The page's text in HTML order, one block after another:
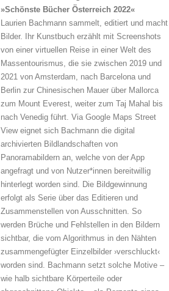
»Schönste Bücher Österreich 2022«
Laurien Bachmann sammelt, editiert und macht
Bilder. Ihr Kunstbuch erzählt mit Screenshots
von einer virtuellen Reise in einer Welt des
Massentourismus, die sie zwischen 2019 und
2021 von Amsterdam, nach Barcelona und
Berlin zur Chinesischen Mauer über Mallorca
zum Mount Everest, weiter zum Taj Mahal bis
nach Venedig führt. Via Google Maps Street
View eignet sich Bachmann die digital
archivierten Bildlandschaften von
Panoramabildern an, welche von der App
angefragt und von Nutzer*innen bereitwillig
hinterlegt worden sind. Die Bildgewinnung
erfolgt als Serie über das Editieren und
Zusammenstellen von Ausschnitten. So
werden Brüche und Fehlstellen in den Bildern
sichtbar, die vom Algorithmus in den Nähten
zusammengefügter Einzelbilder ›verschluckt‹
worden sind. Bachmann setzt solche Motive –
wie halb sichtbare Körperteile oder